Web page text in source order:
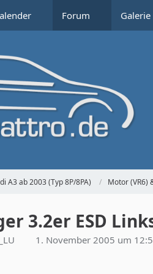
Forum Galerie
A3 ab 2003 (Typ 8P/8PA) Motor (VR6)
3.2er ESD
1. November 2005 um